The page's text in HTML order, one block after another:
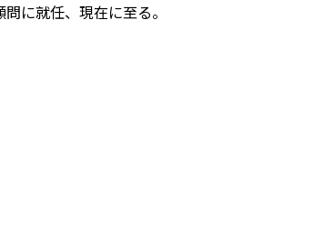
に就任、現在に至る。